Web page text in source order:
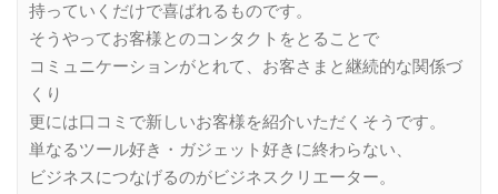
持っていくだけで喜ばれるものです。
そうやってお客様とのコンタクトをとることで
コミュニケーションがとれて、お客さまと継続的な関係づ
くり
更には口コミで新しいお客様を紹介いただくそうです。
単なるツール好き・ガジェット好きに終わらない、
ビジネスにつなげるのがビジネスクリエーター。